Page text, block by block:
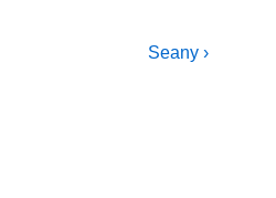
Next
Seany ›